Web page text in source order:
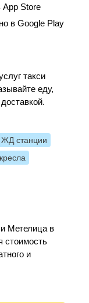
App Store
в Google Play
такси
еду,
ЖД станции
Метелица в
стоимость
и